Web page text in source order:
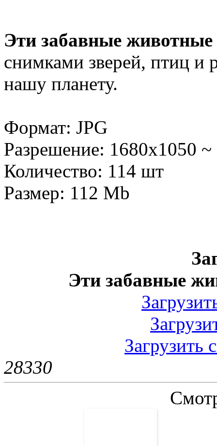
Эти забавные животные
снимками зверей, птиц и
нашу планету.
Формат: JPG
Разрешение: 1680x1050
Количество: 114 шт
Размер: 112 Mb
Эти забавные
Загрузить
28330